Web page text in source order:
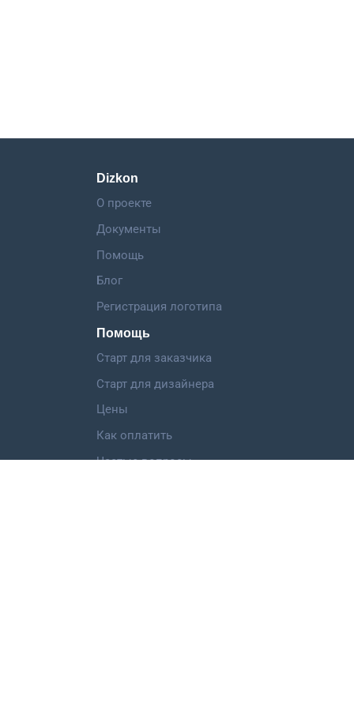
Dizkon
О проекте
Документы
Помощь
Блог
Регистрация логотипа
Помощь
Старт для заказчика
Старт для дизайнера
Цены
Как оплатить
Частые вопросы